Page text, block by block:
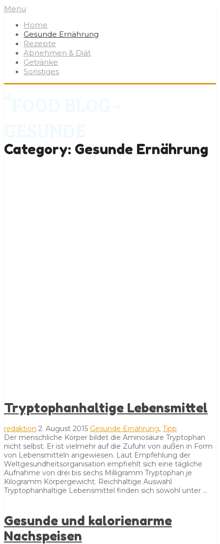
Menu
Home
Gesunde Ernährung
Rezepte
Abnehmen & Diät
Getränke
Sonstiges
Category: Gesunde Ernährung
Tryptophanhaltige Lebensmittel
redaktion 2. August 2015 Gesunde Ernährung, Tipp
Der menschliche Körper bildet die Aminosäure Tryptophan
nicht selbst. Er ist vielmehr auf die Zufuhr von außen in Form
von Lebensmitteln angewiesen. Laut Empfehlung der
Weltgesundheitsorganisation empfiehlt sich eine tägliche
Aufnahme von drei bis sechs Milligramm Tryptophan je
Kilogramm Körpergewicht. Reichhaltige Auswahl
Tryptophanhaltige Lebensmittel finden sich sowohl unter …
Gesunde und kalorienarme
Nachspeisen